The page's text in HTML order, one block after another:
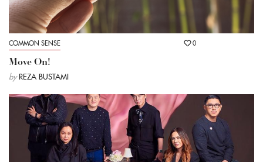
COMMON SENSE 0
Move On!
by REZA BUSTAMI